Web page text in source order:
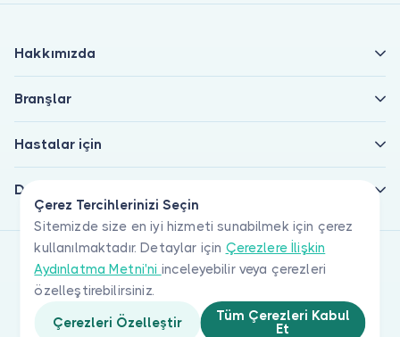
Çerez Tercihlerinizi Seçin
Sitemizde size en iyi hizmeti sunabilmek için çerez
kullanılmaktadır. Detaylar için Çerezlere İlişkin
Aydınlatma Metni'ni inceleyebilir veya çerezleri
özelleştirebilirsiniz.
Çerezleri Özelleştir
Tüm Çerezleri Kabul
Et
Hakkımızda
Branşlar
Hastalar için
Doktorlar için